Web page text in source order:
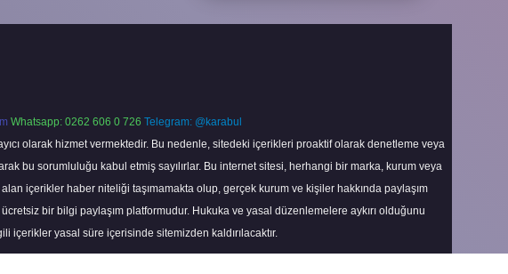
Whatsapp: 0262 606 0 726 Telegram: @karabul
olarak hizmet vermektedir. Bu nedenle, sitedeki içerikleri proaktif olarak denetleme veya
bu sorumluluğu kabul etmiş sayılırlar. Bu internet sitesi, herhangi bir marka, kurum veya
içerikler haber niteliği taşımamakta olup, gerçek kurum ve kişiler hakkında paylaşım
bir bilgi paylaşım platformudur. Hukuka ve yasal düzenlemelere aykırı olduğunu
içerikler yasal süre içerisinde sitemizden kaldırılacaktır.